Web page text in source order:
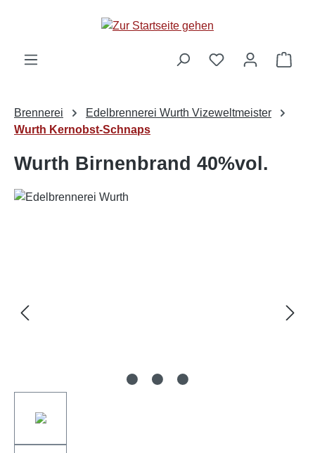
Brennerei
Edelbrennerei Wurth Vizeweltmeister
Wurth Kernobst-Schnaps
Wurth Birnenbrand 40%vol.